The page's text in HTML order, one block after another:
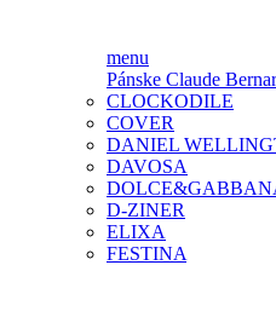
menu
Pánske Claude
CLOCKODILE
COVER
DANIEL
DAVOSA
D-ZINER
ELIXA
FESTINA